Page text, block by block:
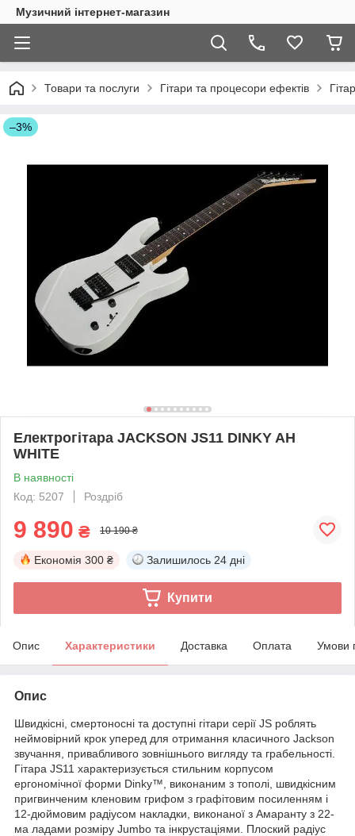
Музичний інтернет-магазин
Товари та послуги Гітари та процесори ефектів
–3%
Електрогітара JACKSON JS11 DINKY AH
WHITE
В наявності
Код: 5207
Роздріб
9 890 ₴ 10 190 ₴
Економія 300 ₴ Залишилось 24 дні
Купити
Опис Характеристики Доставка Оплата Умови
Опис
Швидкісні, смертоносні та доступні гітари серії JS роблять
неймовірний крок уперед для отримання класичного Jackson
звучання, привабливого зовнішнього вигляду та грабельності.
Гітара JS11 характеризується стильним корпусом
ергономічної форми Dinky™, виконаним з тополі, швидкісним
пригвинченим кленовим грифом з графітовим посиленням і
12-дюймовим радіусом накладки, виконаної з Амаранту з 22-
ма ладами розміру Jumbo та інкрустаціями. Плоский радіус